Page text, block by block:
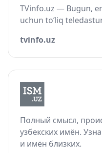
TVinfo.uz — Bugun,
uchun to‘liq
tvinfo.uz
Полный смысл,
узбекских имён.
и имён близких.